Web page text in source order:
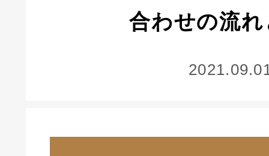
合わせの流